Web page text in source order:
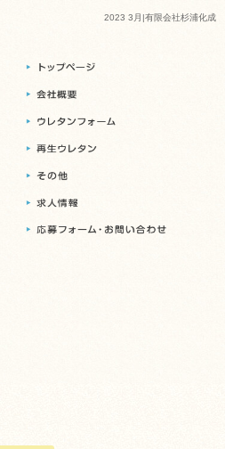
2023 3月|有限会社杉浦化成